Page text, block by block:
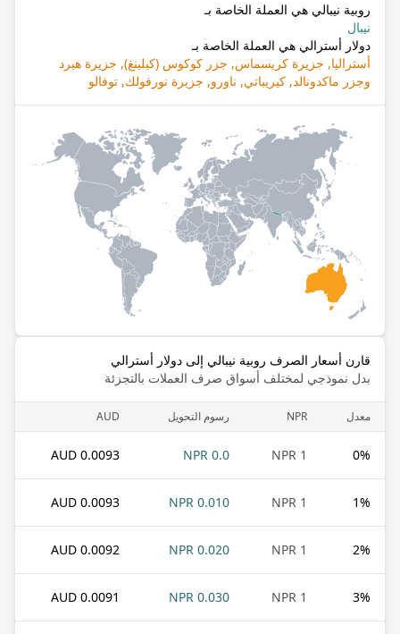
روبية نيبالي هي العملة الخاصة بـ
نيبال
دولار أسترالي هي العملة الخاصة بـ
أستراليا, جزيرة كريسماس, جزر كوكوس (كيلينغ), جزيرة هيرد
وجزر ماكدونالد, كيريباتي, ناورو, جزيرة نورفولك, توفالو
قارن أسعار الصرف روبية نيبالي إلى دولار أسترالي
بدل نموذجي لمختلف أسواق صرف العملات بالتجزئة
معدل NPR رسوم التحويل AUD
0%
1 NPR
0.0 NPR
0.0093 AUD
1%
1 NPR
0.010 NPR
0.0093 AUD
2%
1 NPR
0.020 NPR
0.0092 AUD
3%
1 NPR
0.030 NPR
0.0091 AUD